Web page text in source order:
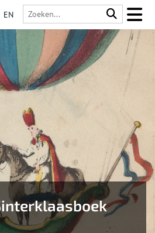
EN